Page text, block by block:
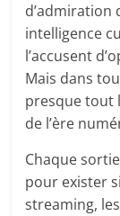
d’admiration
intelligence
l’accusent
Mais dans
presque tout
de l’ère
Chaque
pour exister
streaming,